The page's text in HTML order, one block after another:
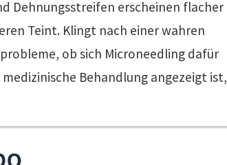
Dehnungsstreifen erscheinen flacher
Teint. Klingt nach einer wahren
ob sich Microneedling dafür
Behandlung angezeigt ist,